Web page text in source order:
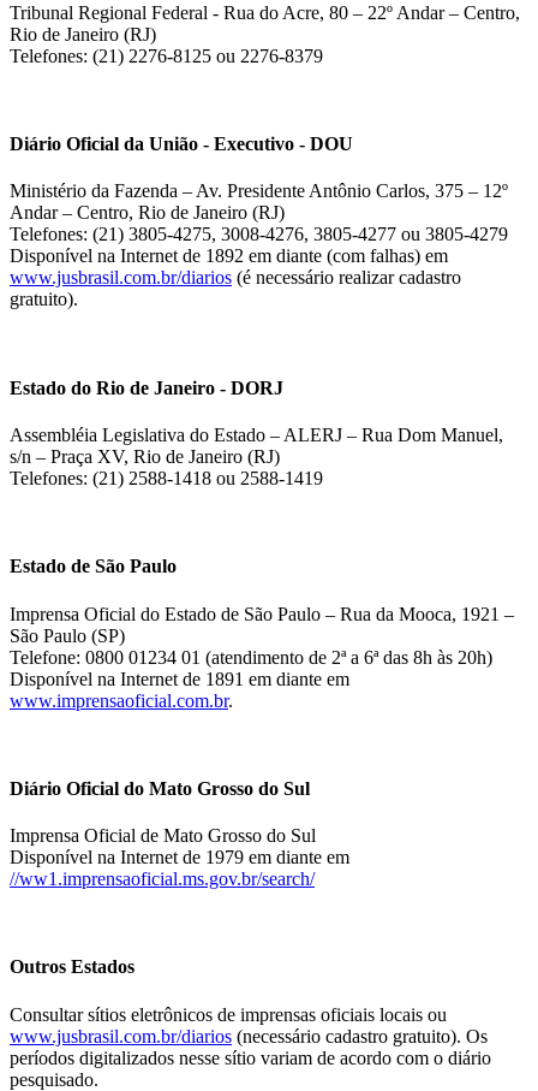
Tribunal Regional Federal - Rua do Acre, 80 – 22º Andar – Centro,
Rio de Janeiro (RJ)
Telefones: (21) 2276-8125 ou 2276-8379
Diário Oficial da União - Executivo - DOU
Ministério da Fazenda – Av. Presidente Antônio Carlos, 375 – 12º
Andar – Centro, Rio de Janeiro (RJ)
Telefones: (21) 3805-4275, 3008-4276, 3805-4277 ou 3805-4279
Disponível na Internet de 1892 em diante (com falhas) em
www.jusbrasil.com.br/diarios (é necessário realizar cadastro
gratuito).
Estado do Rio de Janeiro - DORJ
Assembléia Legislativa do Estado – ALERJ – Rua Dom Manuel,
s/n – Praça XV, Rio de Janeiro (RJ)
Telefones: (21) 2588-1418 ou 2588-1419
Estado de São Paulo
Imprensa Oficial do Estado de São Paulo – Rua da Mooca, 1921 –
São Paulo (SP)
Telefone: 0800 01234 01 (atendimento de 2ª a 6ª das 8h às 20h)
Disponível na Internet de 1891 em diante em
www.imprensaoficial.com.br.
Diário Oficial do Mato Grosso do Sul
Imprensa Oficial de Mato Grosso do Sul
Disponível na Internet de 1979 em diante em
//ww1.imprensaoficial.ms.gov.br/search/
Outros Estados
Consultar sítios eletrônicos de imprensas oficiais locais ou
www.jusbrasil.com.br/diarios (necessário cadastro gratuito). Os
períodos digitalizados nesse sítio variam de acordo com o diário
pesquisado.